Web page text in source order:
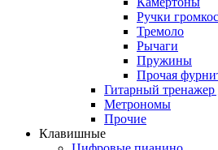
Ручки
Тремоло
Рычаги
Пружины
Прочая
Гитарный тренажер
Метрономы
Прочие
Клавишные